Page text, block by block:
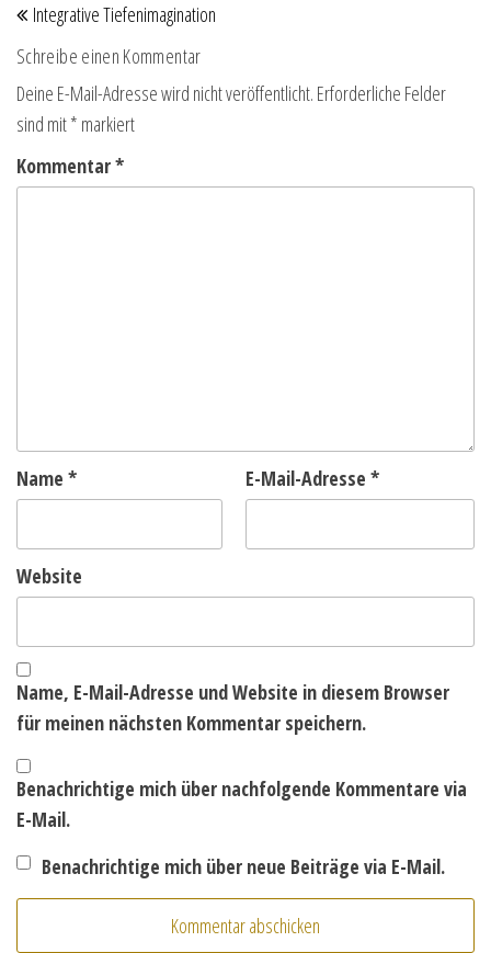
Integrative Tiefenimagination
Schreibe einen Kommentar
Deine E-Mail-Adresse wird nicht veröffentlicht. Erforderliche Felder
sind mit* markiert
Kommentar*
Name * E-Mail-Adresse *
Website
Name, E-Mail-Adresse und Website in diesem Browser
für meinen nächsten Kommentar speichern.
Benachrichtige mich über nachfolgende Kommentare via
E-Mail.
Benachrichtige mich über neue Beiträge via E-Mail.